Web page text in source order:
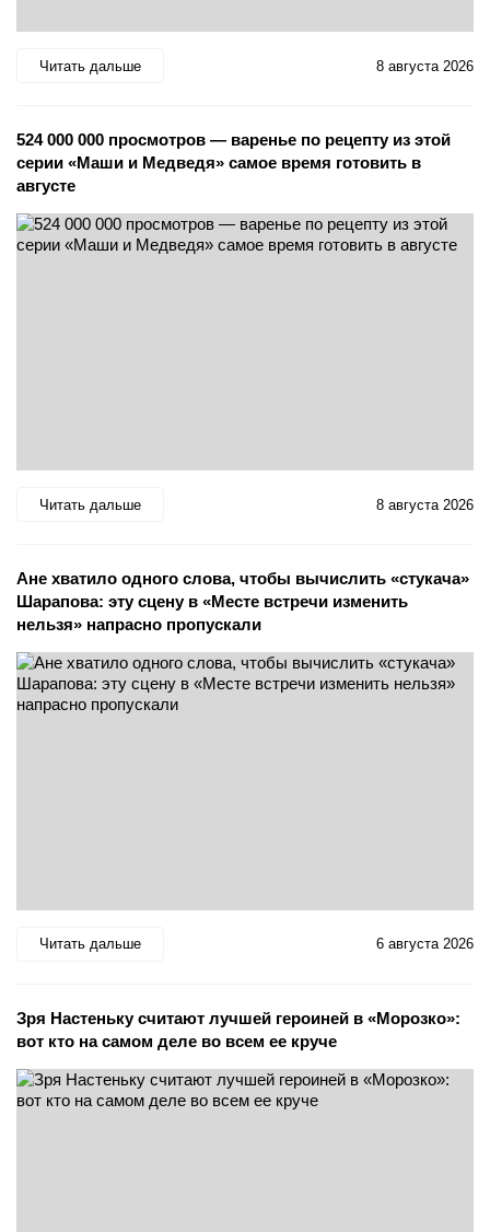
Читать дальше 8 августа 2026
524 000 000 просмотров — варенье по рецепту из этой
серии «Маши и Медведя» самое время готовить в
августе
Читать дальше 8 августа 2026
Ане хватило одного слова, чтобы вычислить «стукача»
Шарапова: эту сцену в «Месте встречи изменить
нельзя» напрасно пропускали
Читать дальше 6 августа 2026
Зря Настеньку считают лучшей героиней в «Морозко»:
вот кто на самом деле во всем ее круче